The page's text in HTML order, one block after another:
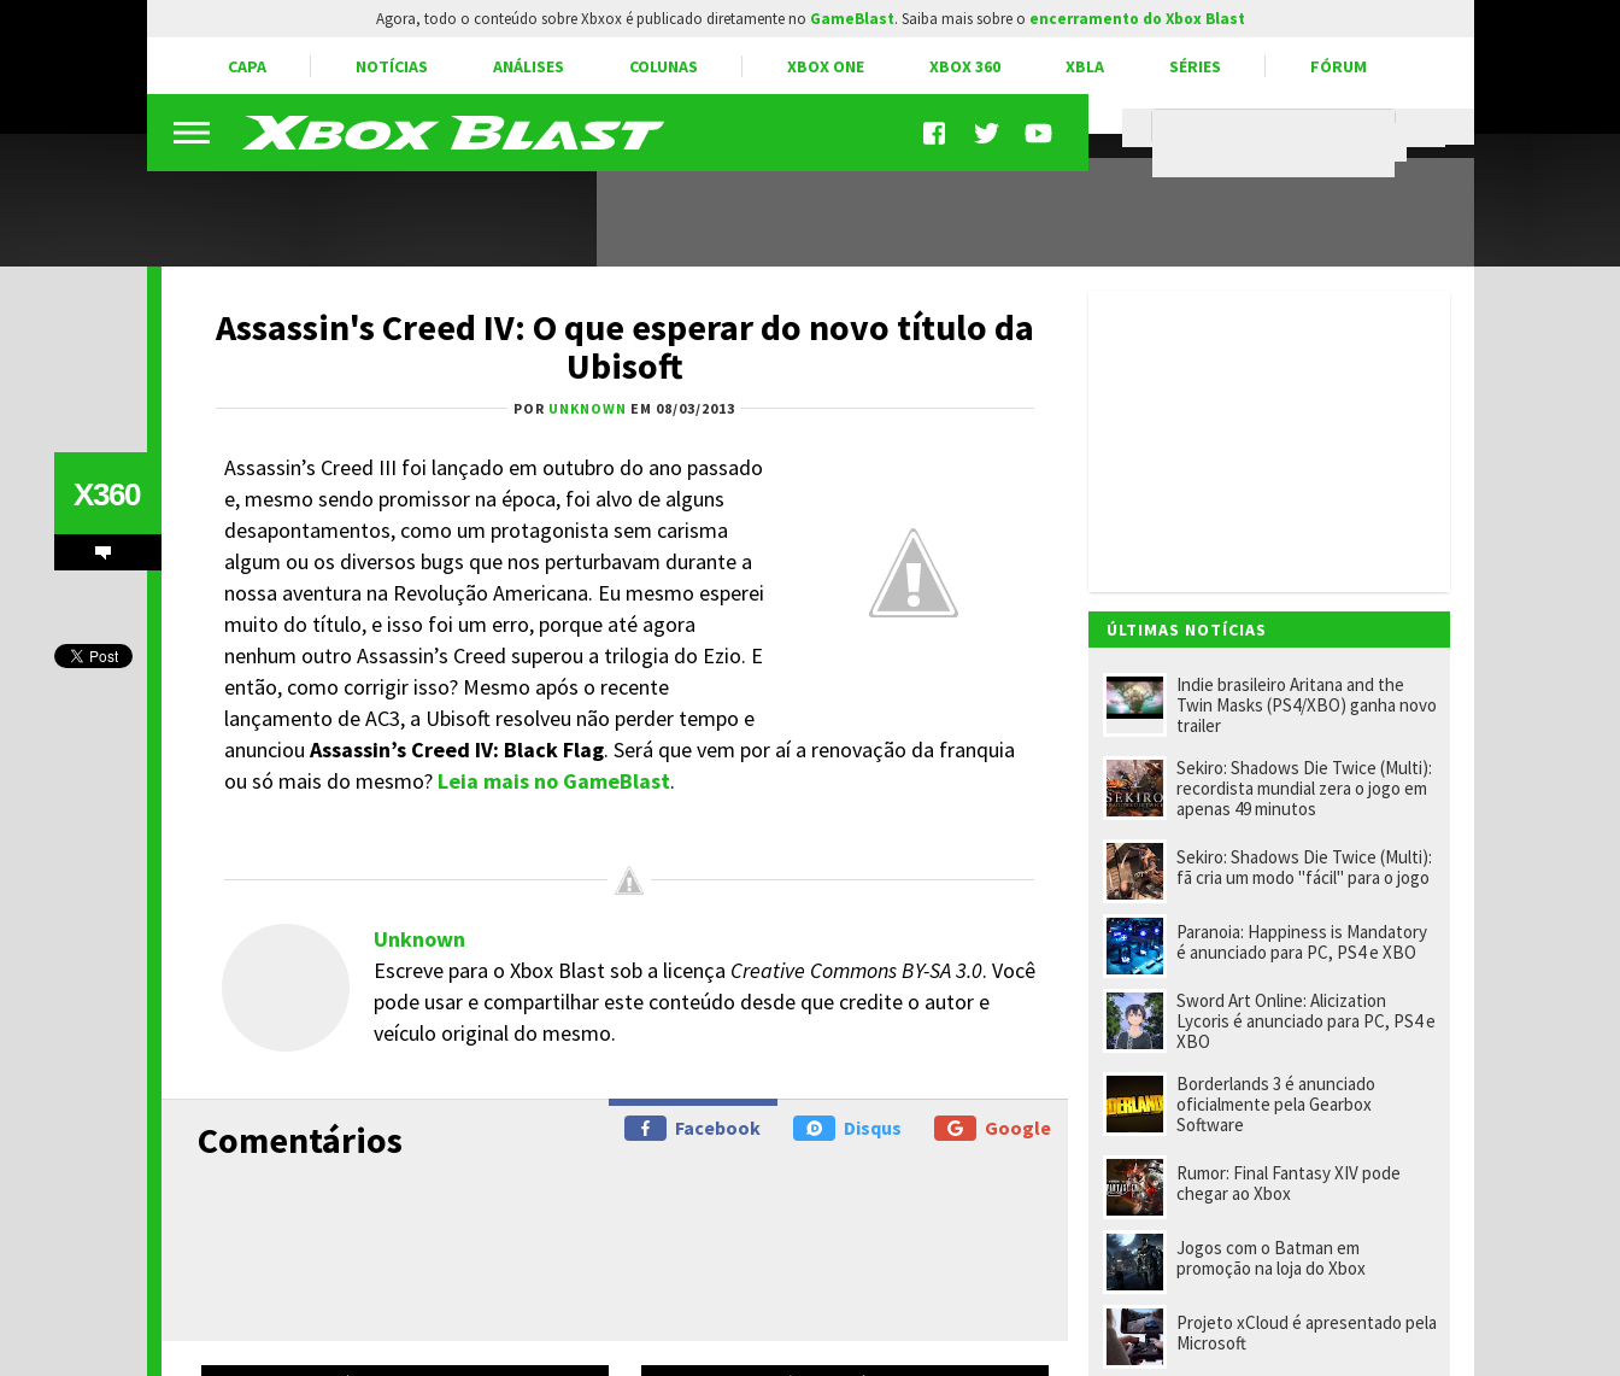
Agora, todo o conteúdo sobre Xbxox é publicado diretamente no GameBlast. Saiba mais sobre o encerramento do Xbox Blast
CAPA NOTÍCIAS ANÁLISES COLUNAS XBOX ONE XBOX 360 XBLA SÉRIES FÓRUM
Assassin's Creed IV: O que esperar do novo título da
Ubisoft
POR UNKNOWN EM 08/03/2013
Assassin’s Creed III foi lançado em outubro do ano passado
e, mesmo sendo promissor na época, foi alvo de alguns
desapontamentos, como um protagonista sem carisma
algum ou os diversos bugs que nos perturbavam durante a
nossa aventura na Revolução Americana. Eu mesmo esperei
muito do título, e isso foi um erro, porque até agora
nenhum outro Assassin’s Creed superou a trilogia do Ezio. E
então, como corrigir isso? Mesmo após o recente
lançamento de AC3, a Ubisoft resolveu não perder tempo e
anunciou Assassin’s Creed IV: Black Flag. Será que vem por aí a renovação da franquia
ou só mais do mesmo? Leia mais no GameBlast.
X360
Unknown
Escreve para o Xbox Blast sob a licença Creative Commons BY-SA 3.0. Você
pode usar e compartilhar este conteúdo desde que credite o autor e
veículo original do mesmo.
Comentários Google
Disqus
Facebook
ÚLTIMAS NOTÍCIAS
Indie brasileiro Aritana and the
Twin Masks (PS4/XBO) ganha novo
trailer
Sekiro: Shadows Die Twice (Multi):
recordista mundial zera o jogo em
apenas 49 minutos
Sekiro: Shadows Die Twice (Multi):
fã cria um modo "fácil" para o jogo
Paranoia: Happiness is Mandatory
é anunciado para PC, PS4 e XBO
Sword Art Online: Alicization
Lycoris é anunciado para PC, PS4 e
XBO
Borderlands 3 é anunciado
oficialmente pela Gearbox
Software
Rumor: Final Fantasy XIV pode
chegar ao Xbox
Jogos com o Batman em
promoção na loja do Xbox
Projeto xCloud é apresentado pela
Microsoft